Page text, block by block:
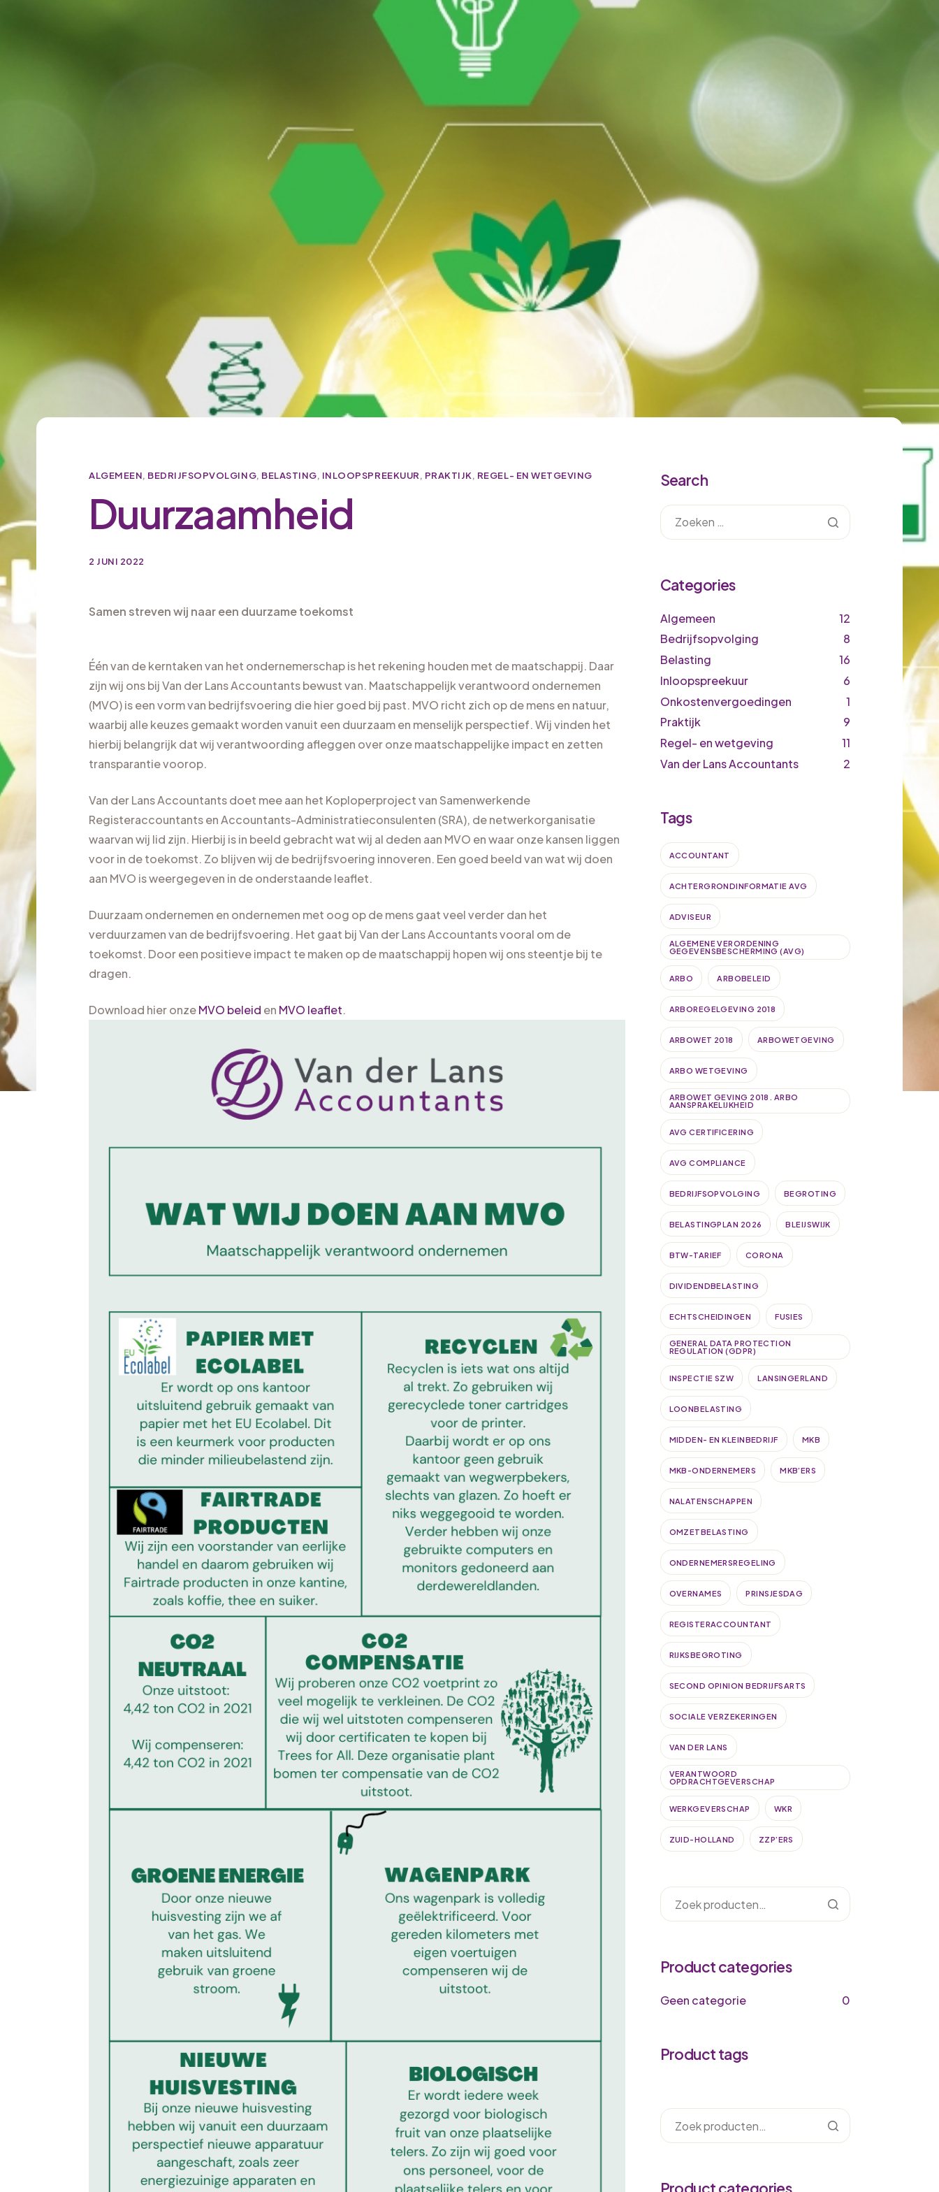
ALGEMEEN, BEDRIJFSOPVOLGING, BELASTING, INLOOPSPREEKUUR, PRAKTIJK, REGEL- EN WETGEVING
Duurzaamheid
2 JUNI 2022
Samen streven wij naar een duurzame toekomst
Één van de kerntaken van het ondernemerschap is het rekening houden met de maatschappij. Daar
zijn wij ons bij Van der Lans Accountants bewust van. Maatschappelijk verantwoord ondernemen
(MVO) is een vorm van bedrijfsvoering die hier goed bij past. MVO richt zich op de mens en natuur,
waarbij alle keuzes gemaakt worden vanuit een duurzaam en menselijk perspectief. Wij vinden het
hierbij belangrijk dat wij verantwoording afleggen over onze maatschappelijke impact en zetten
transparantie voorop.
Van der Lans Accountants doet mee aan het Koploperproject van Samenwerkende
Registeraccountants en Accountants-Administratieconsulenten (SRA), de netwerkorganisatie
waarvan wij lid zijn. Hierbij is in beeld gebracht wat wij al deden aan MVO en waar onze kansen liggen
voor in de toekomst. Zo blijven wij de bedrijfsvoering innoveren. Een goed beeld van wat wij doen
aan MVO is weergegeven in de onderstaande leaflet.
Duurzaam ondernemen en ondernemen met oog op de mens gaat veel verder dan het
verduurzamen van de bedrijfsvoering. Het gaat bij Van der Lans Accountants vooral om de
toekomst. Door een positieve impact te maken op de maatschappij hopen wij ons steentje bij te
dragen.
Download hier onzeMVO beleid en MVO leaflet.
Search
Categories
Algemeen
12
Bedrijfsopvolging
8
Belasting
16
Inloopspreekuur
6
Onkostenvergoedingen
1
Praktijk
9
Regel- en wetgeving
11
Van der Lans Accountants
2
Tags
ACCOUNTANT
ACHTERGRONDINFORMATIE AVG
ADVISEUR
ALGEMENE VERORDENING
GEGEVENSBESCHERMING (AVG)
ARBO ARBOBELEID
ARBOREGELGEVING 2018
ARBOWET 2018 ARBOWETGEVING
ARBO WETGEVING
ARBOWET GEVING 2018. ARBO
AANSPRAKELIJKHEID
AVG CERTIFICERING
AVG COMPLIANCE
BEDRIJFSOPVOLGING BEGROTING
BELASTINGPLAN 2026 BLEIJSWIJK
BTW-TARIEF CORONA
DIVIDENDBELASTING
ECHTSCHEIDINGEN FUSIES
GENERAL DATA PROTECTION
REGULATION (GDPR)
INSPECTIE SZW LANSINGERLAND
LOONBELASTING
MIDDEN- EN KLEINBEDRIJF MKB
MKB-ONDERNEMERS MKB’ERS
NALATENSCHAPPEN
OMZETBELASTING
ONDERNEMERSREGELING
OVERNAMES PRINSJESDAG
REGISTERACCOUNTANT
RIJKSBEGROTING
SECOND OPINION BEDRIJFSARTS
SOCIALE VERZEKERINGEN
VAN DER LANS
VERANTWOORD
OPDRACHTGEVERSCHAP
WERKGEVERSCHAP WKR
ZUID-HOLLAND ZZP’ERS
Product categories
Geen categorie 0
Product tags
Product categories